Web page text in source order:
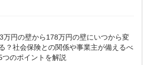
万円の壁から178万円の壁にいつから変
？社会保険との関係や事業主が備えるべ
つのポイントを解説